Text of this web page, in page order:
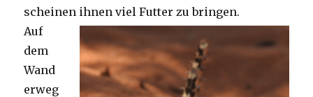
scheinen ihnen viel Futter zu bringen.
Auf
dem
Wand
erweg